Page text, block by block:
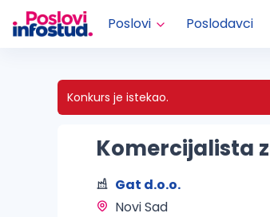
Poslovi Poslodavci
Konkurs je istekao.
Komercijalista
Gat d.o.o.
Novi Sad